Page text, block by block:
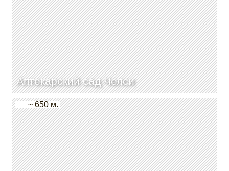
Аптекарский сад Челси
~ 650 м.